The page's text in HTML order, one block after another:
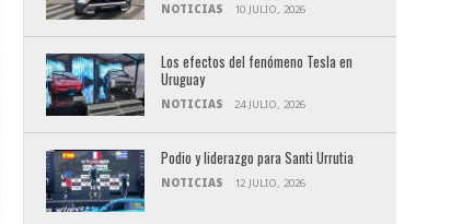
NOTICIAS 10 JULIO, 2026
Los efectos del fenómeno Tesla en
Uruguay
NOTICIAS 24 JULIO, 2026
Podio y liderazgo para Santi Urrutia
NOTICIAS 12 JULIO, 2026